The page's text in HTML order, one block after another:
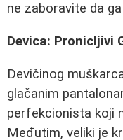
ne zaboravite da
Devica: Pronicljivi
Devičinog
glačanim
perfekcionista koji
Međutim, veliki je